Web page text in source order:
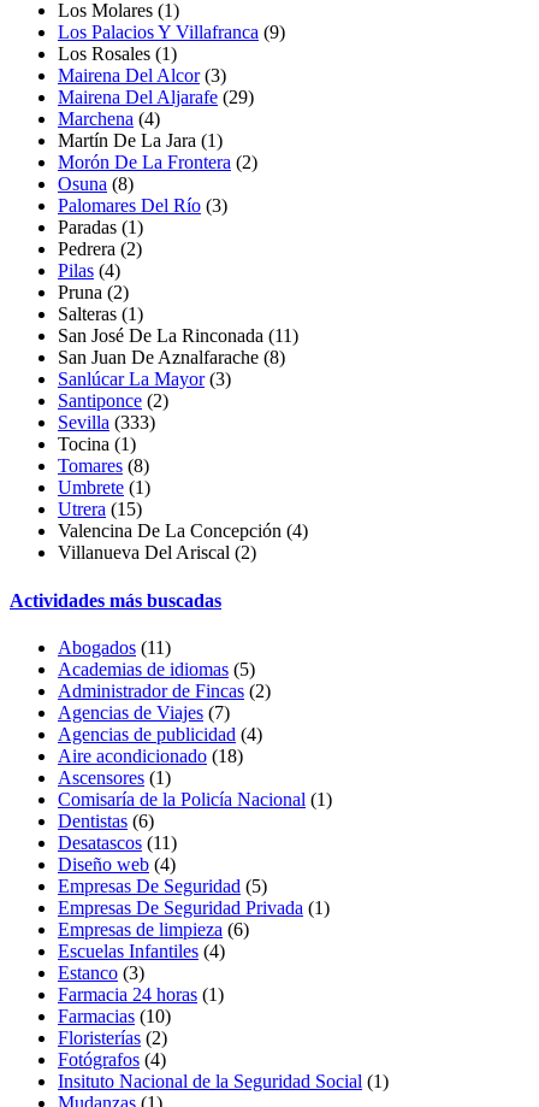
Los Molares (1)
Los Palacios Y Villafranca (9)
Los Rosales (1)
Mairena Del Alcor(3)
Mairena Del Aljarafe (29)
Marchena (4)
Martín De La Jara (1)
Morón De La Frontera (2)
Osuna (8)
Palomares Del Río (3)
Paradas (1)
Pedrera (2)
Pilas (4)
Pruna (2)
Salteras (1)
San José De La Rinconada (11)
San Juan De Aznalfarache (8)
Sanlúcar La Mayor(3)
Santiponce (2)
Sevilla (333)
Tocina (1)
Tomares (8)
Umbrete (1)
Utrera (15)
Valencina De La Concepción (4)
Villanueva Del Ariscal (2)
Actividades más buscadas
Abogados (11)
Academias de idiomas (5)
Administrador de Fincas (2)
Agencias de Viajes (7)
Agencias de publicidad (4)
Aire acondicionado (18)
Ascensores (1)
Comisaría de la Policía Nacional (1)
Dentistas (6)
Desatascos (11)
Diseño web (4)
Empresas De Seguridad (5)
Empresas De Seguridad Privada (1)
Empresas de limpieza (6)
Escuelas Infantiles (4)
Estanco (3)
Farmacia 24 horas (1)
Farmacias (10)
Floristerías (2)
Fotógrafos (4)
Insituto Nacional de la Seguridad Social (1)
Mudanzas (1)